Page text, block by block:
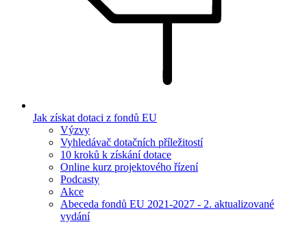
Jak získat dotaci z fondů EU
Výzvy
Vyhledávač dotačních příležitostí
10 kroků k získání dotace
Online kurz projektového řízení
Podcasty
Akce
Abeceda fondů EU 2021-2027 - 2. aktualizované
vydání